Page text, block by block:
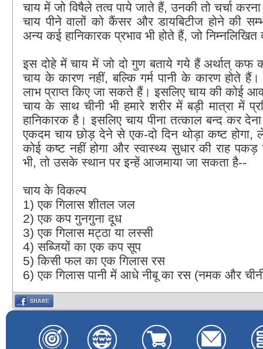
चाय में जो विषैले तत्व पाये जाते हैं, उनकी तो चर्चा
चाय पीने वालों को कैंसर और डायबिटीज होने की
अन्य कई हानिकारक प्रभाव भी होते हैं, जो निम्नलिखित
इस दोहे में चाय में जो दो गुण बताये गये हैं अर्थात्‌ कफ
चाय के कारण नहीं, बल्कि गर्म पानी के कारण होते हैं।
लाभ प्राप्त किए जा सकते हैं। इसलिए चाय की कोई
चाय के साथ चीनी भी हमारे शरीर में बड़ी मात्रा में
हानिकारक है। इसलिए चाय पीना तत्काल बन्द कर
एकदम चाय छोड़ देने से एक-दो दिन थोड़ा कष्ट
कोई कष्ट नहीं होगा और स्वास्थ्य सुधार की राह
भी, तो उसके स्थान पर इन्हें आजमाया जा सकता है--
चाय के विकल्प
1) एक गिलास शीतल जल
2) एक कप गुनगुना दूध
3) एक गिलास मट्ठा या लस्सी
4) सब्जियों का एक कप सूप
5) किसी फल का एक गिलास रस
6) एक गिलास पानी में आधे नीबू का रस (नमक और